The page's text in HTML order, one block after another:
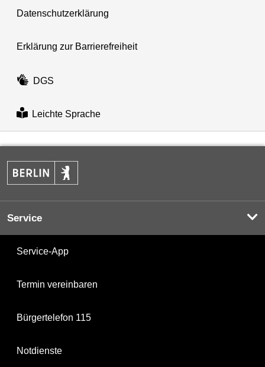
Datenschutzerklärung
Erklärung zur Barrierefreiheit
DGS
Leichte Sprache
Service
Service-App
Termin vereinbaren
Bürgertelefon 115
Notdienste